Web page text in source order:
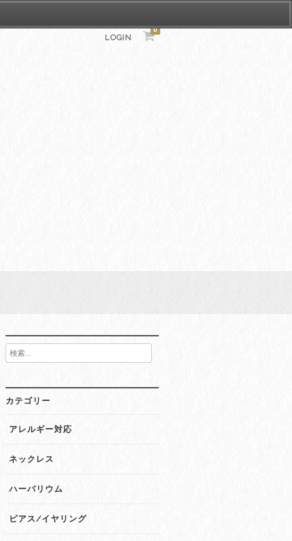
LOGIN
0
検
索:
カテゴリー
アレルギー対応
ネックレス
ハーバリウム
ピアス/イヤリング